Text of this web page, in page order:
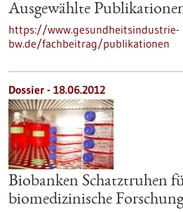
Ausgewählte
https://www.gesundheitsindustrie-
bw.de/fachbeitrag/publikationen
Dossier - 18.06.2012
Biobanken Schatztruhen
biomedizinische Forschung